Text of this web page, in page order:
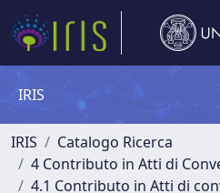
IRIS
IRIS
Catalogo Ricerca
4 Contributo in Atti di
4.1 Contributo in Atti di